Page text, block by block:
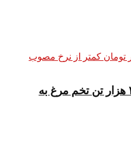
پتانسیل صادرات بیش از ۲۰۰ هزار تن تخم مرغ به